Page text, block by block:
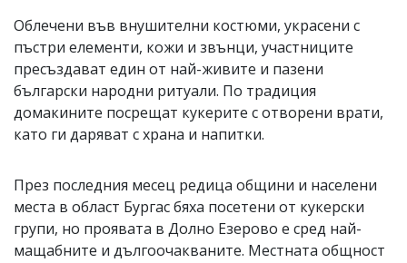
Облечени във внушителни костюми, украсени с
пъстри елементи, кожи и звънци, участниците
пресъздават един от най-живите и пазени
български народни ритуали. По традиция
домакините посрещат кукерите с отворени врати,
като ги даряват с храна и напитки.
През последния месец редица общини и населени
места в област Бургас бяха посетени от кукерски
групи, но проявата в Долно Езерово е сред най-
мащабните и дългоочакваните. Местната общност